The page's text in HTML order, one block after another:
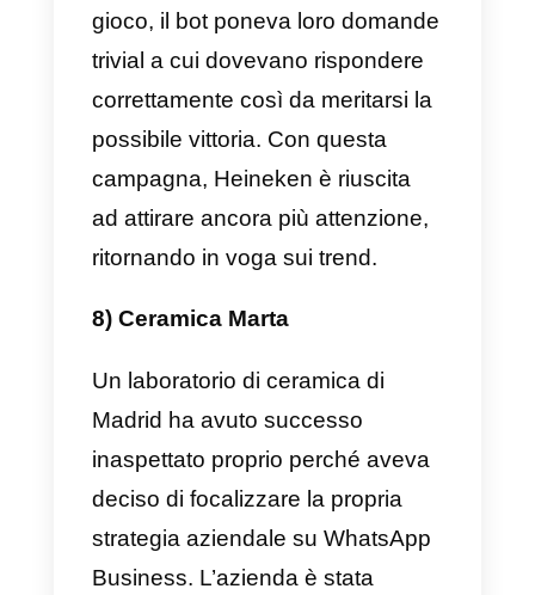
Nel caso in cui fossero riusciti a
superare tutte le sfide, avrebbero
successivamente ricevuto una
chiamata. La campagna ha avuto
un successo incredibile, con più
di 300.000 partecipanti. Il
finale è diventato un
ambasciatore Pringles sui social
network con un ingresso mensile
di 1.000 euro. Questa campagna
ha dimostrato come le pubblicità
effettuate su WhatsApp